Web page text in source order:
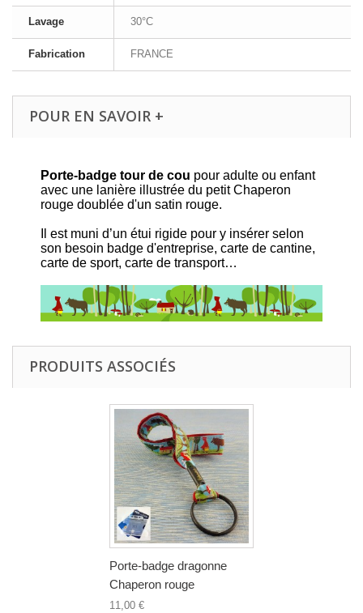
Lavage 30°C
Fabrication FRANCE
POUR EN SAVOIR +
Porte-badge tour de cou pour adulte ou enfant
avec une lanière illustrée du petit Chaperon
rouge doublée d'un satin rouge.
Il est muni d’un étui rigide pour y insérer selon
son besoin badge d'entreprise, carte de cantine,
carte de sport, carte de transport…
PRODUITS ASSOCIÉS
Porte-badge dragonne
Chaperon rouge
11,00 €